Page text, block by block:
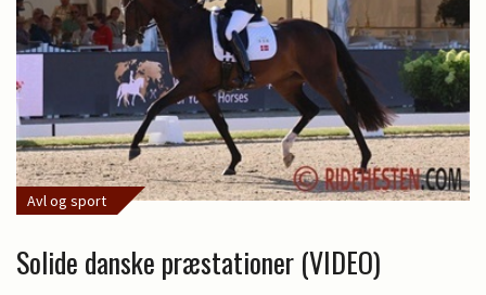
Avl og sport
Solide danske præstationer (VIDEO)